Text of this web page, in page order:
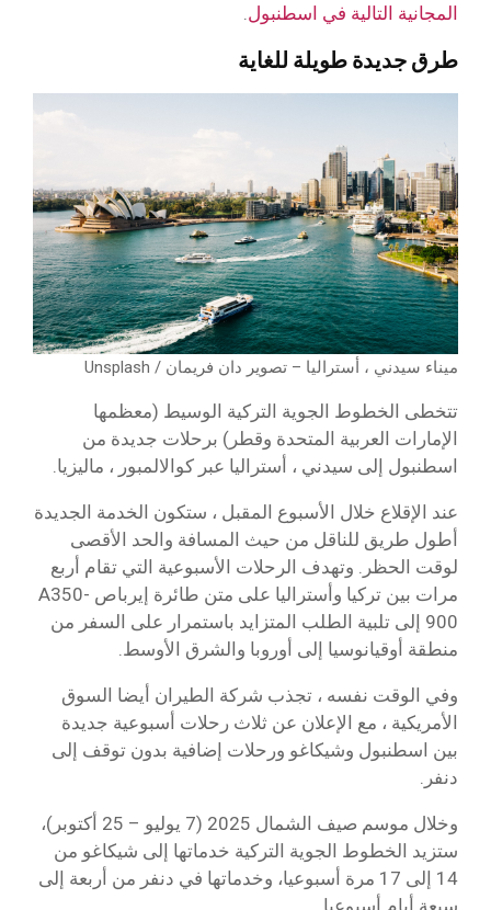
المجانية التالية في اسطنبول
طرق جديدة طويلة للغاية
ميناء سيدني ، أستراليا – تصوير دان فريمان / Unsplash
تتخطى الخطوط الجوية التركية الوسيط (معظمها
الإمارات العربية المتحدة وقطر) برحلات جديدة من
اسطنبول إلى سيدني ، أستراليا عبر كوالالمبور ، ماليزيا.
عند الإقلاع خلال الأسبوع المقبل ، ستكون الخدمة الجديدة
أطول طريق للناقل من حيث المسافة والحد الأقصى
لوقت الحظر. وتهدف الرحلات الأسبوعية التي تقام أربع
مرات بين تركيا وأستراليا على متن طائرة إيرباص A350-
900 إلى تلبية الطلب المتزايد باستمرار على السفر من
منطقة أوقيانوسيا إلى أوروبا والشرق الأوسط.
وفي الوقت نفسه ، تجذب شركة الطيران أيضا السوق
الأمريكية ، مع الإعلان عن ثلاث رحلات أسبوعية جديدة
بين اسطنبول وشيكاغو ورحلات إضافية بدون توقف إلى
دنفر.
وخلال موسم صيف الشمال 2025 (7 يوليو – 25 أكتوبر)،
ستزيد الخطوط الجوية التركية خدماتها إلى شيكاغو من
14 إلى 17 مرة أسبوعيا، وخدماتها في دنفر من أربعة إلى